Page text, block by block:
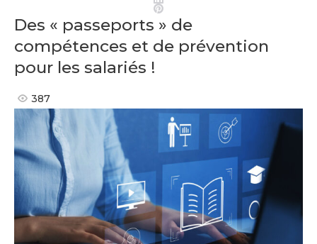
Pinterest
Des « passeports » de
compétences et de prévention
pour les salariés !
387